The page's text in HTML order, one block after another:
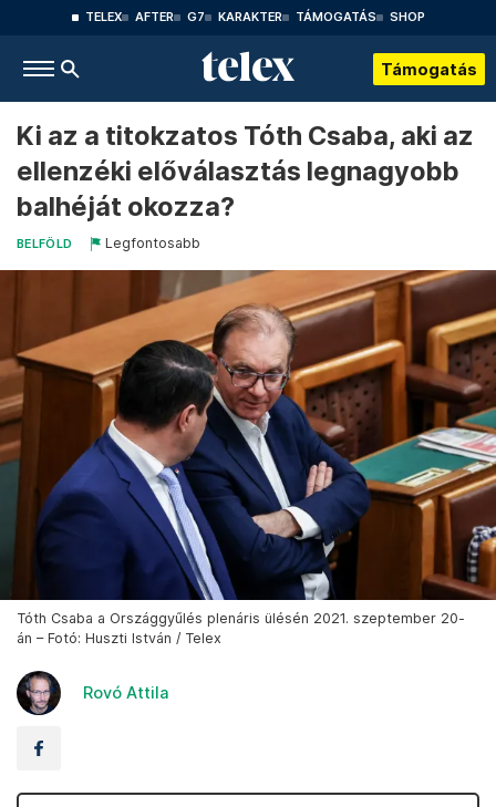
TELEX AFTER G7 KARAKTER TÁMOGATÁS SHOP
Támogatás
Ki az a titokzatos Tóth Csaba, aki az
ellenzéki előválasztás legnagyobb
balhéját okozza?
BELFÖLD Legfontosabb
Tóth Csaba a Országgyűlés plenáris ülésén 2021. szeptember 20-
án – Fotó: Huszti István / Telex
Rovó Attila